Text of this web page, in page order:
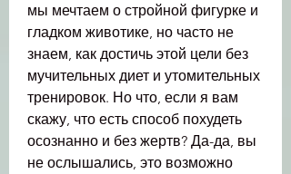
мы мечтаем о стройной фигурке и
гладком животике, но часто не
знаем, как достичь этой цели без
мучительных диет и утомительных
тренировок. Но что, если я вам
скажу, что есть способ похудеть
осознанно и без жертв? Да-да, вы
не ослышались, это возможно